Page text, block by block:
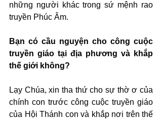
những người khác trong sứ mệnh rao
truyền Phúc Âm.
Bạn có cầu nguyện cho công cuộc
truyền giáo tại địa phương và khắp
thế giới không?
Lạy Chúa, xin tha thứ cho sự thờ ơ của
chính con trước công cuộc truyền giáo
của Hội Thánh con và khắp nơi trên thế